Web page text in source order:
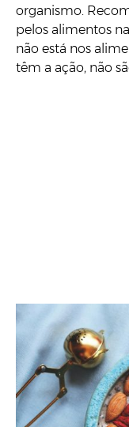
organismo.
pelos alimentos
não está nos
têm a ação, não